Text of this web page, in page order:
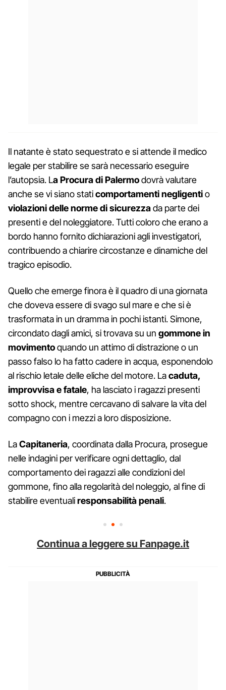
Il natante è stato sequestrato e si attende il medico
legale per stabilire se sarà necessario eseguire
l’autopsia. La Procura di Palermodovrà valutare
anche se vi siano staticomportamenti negligentio
violazioni delle norme di sicurezzada parte dei
presenti e del noleggiatore. Tutti coloro che erano a
bordo hanno fornito dichiarazioni agli investigatori,
contribuendo a chiarire circostanze e dinamiche del
tragico episodio.
Quello che emerge finora è il quadro di una giornata
che doveva essere di svago sul mare e che si è
trasformata in un dramma in pochi istanti. Simone,
circondato dagli amici, si trovava su un gommone in
movimentoquando un attimo di distrazione o un
passo falso lo ha fatto cadere in acqua, esponendolo
al rischio letale delle eliche del motore. Lacaduta,
improvvisa e fatale, ha lasciato i ragazzi presenti
sotto shock, mentre cercavano di salvare la vita del
compagno con i mezzi a loro disposizione.
LaCapitaneria, coordinata dalla Procura, prosegue
nelle indagini per verificare ogni dettaglio, dal
comportamento dei ragazzi alle condizioni del
gommone, fino alla regolarità del noleggio, al fine di
stabilire eventualiresponsabilità penali.
Continua a leggere su Fanpage.it